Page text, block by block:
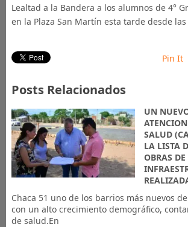
Lealtad a la Bandera a los alumnos de 4°
en la Plaza San Martín esta tarde desde las
Pin It
Posts Relacionados
UN
SALUD
LA LISTA
OBRAS DE
Chaca 51 uno de los barrios más nuevos
con un alto crecimiento demográfico,
de salud.En